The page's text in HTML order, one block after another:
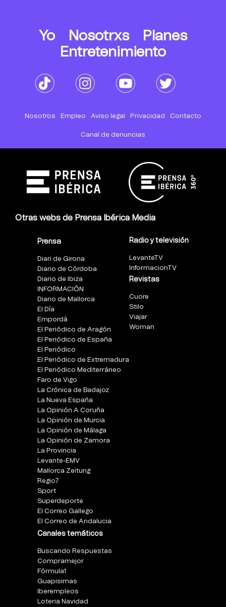
Yo Nosotrxs
Planes
Entretenimiento
Nosotros Empleo Aviso legal Privacidad Contacto
Canal de denuncias
Otras webs de Prensa Ibérica Media
Prensa
Diari de Girona
Diario de Córdoba
Diario de Ibiza
INFORMACIÓN
Diario de Mallorca
El Día
Empordà
El Periódico de Aragón
El Periódico de España
El Periódico
El Periódico de Extremadura
El Periódico Mediterráneo
Faro de Vigo
La Crónica de Badajoz
La Nueva España
La Opinión A Coruña
La Opinión de Murcia
La Opinión de Málaga
La Opinión de Zamora
La Provincia
Levante-EMV
Mallorca Zeitung
Regio7
Sport
Superdeporte
El Correo Gallego
El Correo de Andalucia
Canales temáticos
Buscando Respuestas
Compramejor
Fórmula1
Guapisimas
Iberempleos
Loteria Navidad
Radio y televisión
LevanteTV
InformacionTV
Revistas
Cuore
Stilo
Viajar
Woman